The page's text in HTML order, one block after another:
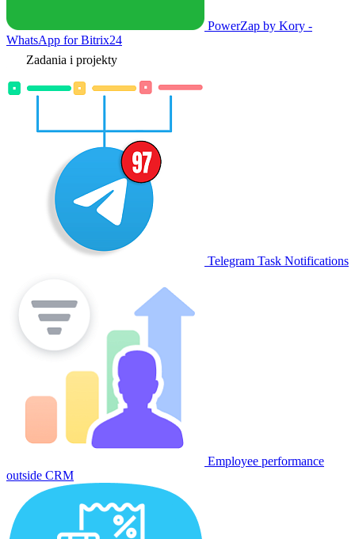
PowerZap by Kory -
WhatsApp for Bitrix24
Zadania i projekty
Telegram Task Notifications
Employee performance
outside CRM